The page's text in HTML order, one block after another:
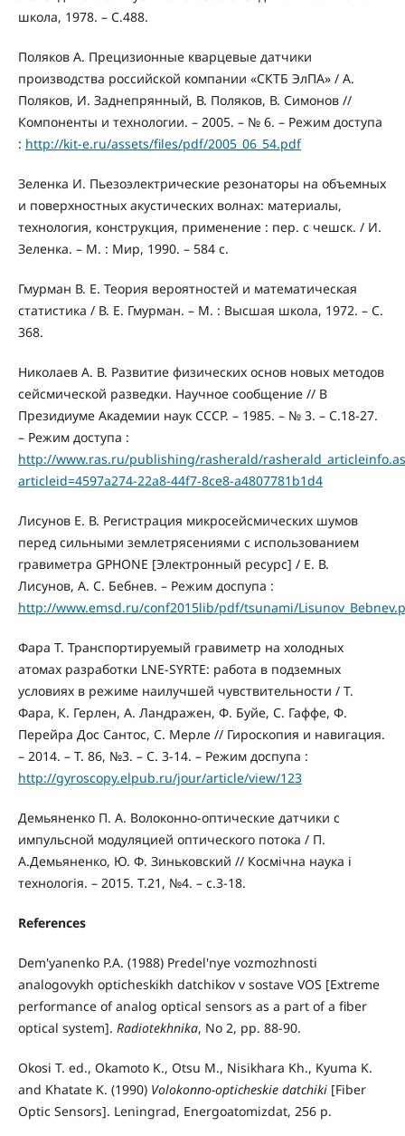
школа, 1978. – С.488.
Поляков А. Прецизионные кварцевые датчики
производства российской компании «СКТБ ЭлПА» / А.
Поляков, И. Заднепрянный, В. Поляков, В. Симонов //
Компоненты и технологии. – 2005. – № 6. – Режим доступа
: http://kit-e.ru/assets/files/pdf/2005_06_54.pdf
Зеленка И. Пьезоэлектрические резонаторы на объемных
и поверхностных акустических волнах: материалы,
технология, конструкция, применение : пер. с чешск. / И.
Зеленка. – М. : Мир, 1990. – 584 с.
Гмурман В. Е. Теория вероятностей и математическая
статистика / В. Е. Гмурман. – М. : Высшая школа, 1972. – С.
368.
Николаев А. В. Развитие физических основ новых методов
сейсмической разведки. Научное сообщение // В
Президиуме Академии наук СССР. – 1985. – № 3. – С.18-27.
– Режим доступа :
http://www.ras.ru/publishing/rasherald/
articleid=4597a274-22a8-44f7-8ce8-a4807781b1d4
Лисунов Е. В. Регистрация микросейсмических шумов
перед сильными землетрясениями с использованием
гравиметра GPHONE [Электронный ресурс] / Е. В.
Лисунов, А. С. Бебнев. – Режим доспупа :
http://www.emsd.ru/conf2015lib/pdf/tsunami/
Фара Т. Транспортируемый гравиметр на холодных
атомах разработки LNE-SYRTE: работа в подземных
условиях в режиме наилучшей чувствительности / Т.
Фара, К. Герлен, А. Ландражен, Ф. Буйе, С. Гаффе, Ф.
Перейра Дос Сантос, С. Мерле // Гироскопия и навигация.
– 2014. – T. 86, №3. – С. 3-14. – Режим доспупа :
http://gyroscopy.elpub.ru/jour/article/view/123
Демьяненко П. А. Волоконно-оптические датчики с
импульсной модуляцией оптического потока / П.
А.Демьяненко, Ю. Ф. Зиньковский // Космічна наука і
технологія. – 2015. Т.21, №4. – с.3-18.
References
Dem'yanenko P.A. (1988) Predel'nye vozmozhnosti
analogovykh opticheskikh datchikov v sostave VOS [Extreme
performance of analog optical sensors as a part of a fiber
optical system]. Radiotekhnika, No 2, pp. 88-90.
Okosi T. ed., Okamoto K., Otsu M., Nisikhara Kh., Kyuma K.
and Khatate K. (1990) Volokonno-opticheskie datchiki[Fiber
Optic Sensors]. Leningrad, Energoatomizdat, 256 p.